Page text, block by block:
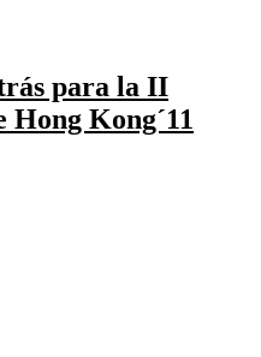
para la II
Kong´11